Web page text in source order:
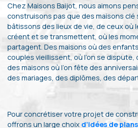
3
- 165 M²
6982 SAMREE
Chez Maisons Baijot, nous aimons
construisons pas que des maisons clé
bâtissons des lieux de vie, de ceux où
créent et se transmettent, où les
partagent. Des maisons où des
couples vieillissent, où l’on se dispute,
des maisons où l’on fête des
des mariages, des diplômes, des
Pour concrétiser votre projet de
offrons un large choix d’idées de plans